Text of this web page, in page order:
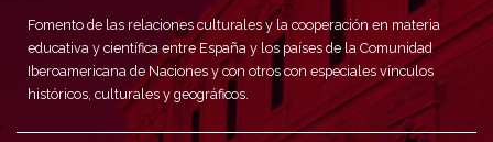
Fomento de las relaciones culturales y la cooperación en materia
educativa y científica entre España y los países de la Comunidad
Iberoamericana de Naciones y con otros con especiales vínculos
históricos, culturales y geográficos.